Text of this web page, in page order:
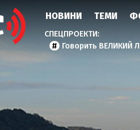
НОВИНИ ТЕМИ
Говорить ВЕЛИКИЙ